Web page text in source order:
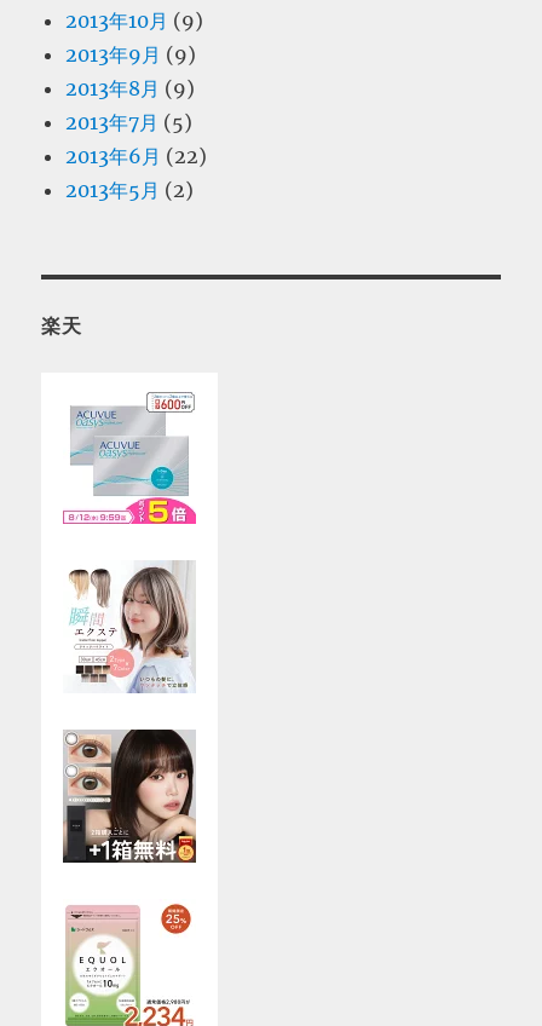
2013年10月 (9)
2013年9月 (9)
2013年8月 (9)
2013年7月 (5)
2013年6月 (22)
2013年5月 (2)
楽天